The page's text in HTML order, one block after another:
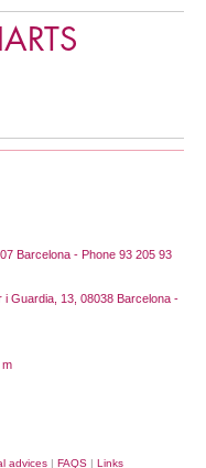
Barcelona - Phone 93 205 93
Guardia, 13, 08038 Barcelona -
m
advices | FAQS | Links